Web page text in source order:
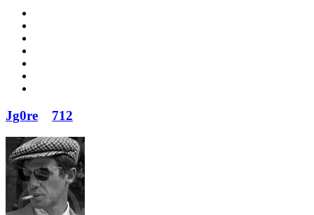
Jg0re 712